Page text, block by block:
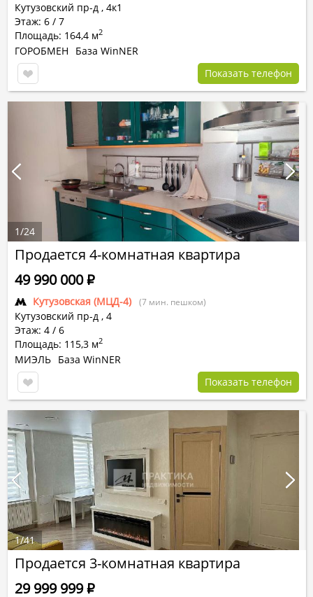
Кутузовский пр-д , 4к1
Этаж: 6 / 7
Площадь: 164,4 м2
ГОРОБМЕН
База WinNER
Показать телефон
Продается 4-комнатная квартира
Кутузовская (МЦД-4) (7 мин. пешком)
Кутузовский пр-д , 4
Этаж: 4 / 6
Площадь: 115,3 м2
49 990 000Р
МИЭЛЬ База WinNER
Показать телефон
1/24
Продается 3-комнатная квартира
29 999 999Р
1/41